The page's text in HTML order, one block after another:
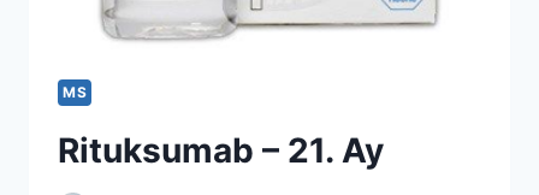
MS
Rituksumab – 21. Ay